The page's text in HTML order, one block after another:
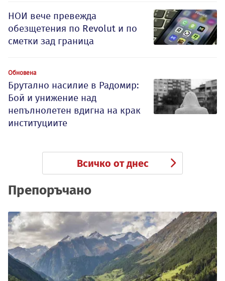
НОИ вече превежда
обезщетения по Revolut и по
сметки зад граница
Обновена
Брутално насилие в Радомир:
Бой и унижение над
непълнолетен вдигна на крак
институциите
Всичко от днес
Препоръчано